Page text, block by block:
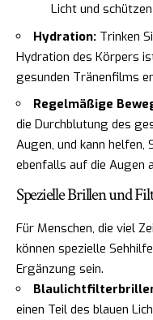
Licht und
Hydration: Trinken
Hydration des Körpers
gesunden Tränenfilms
Regelmäßige
die Durchblutung des
Augen, und kann helfen,
ebenfalls auf die Augen
Spezielle Brillen und
Für Menschen, die viel
können spezielle
Ergänzung sein.
einen Teil des blauen